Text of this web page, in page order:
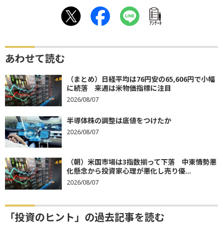
ｱﾝｹｰﾄ
あわせて読む
（まとめ）日経平均は76円安の65,606円で小幅
に続落 来週は米物価指標に注目
2026/08/07
半導体株の調整は底値をつけたか
2026/08/07
（朝）米国市場は3指数揃って下落 中東情勢悪
化懸念から投資家心理が悪化し売り優...
2026/08/07
「投資のヒント」の過去記事を読む